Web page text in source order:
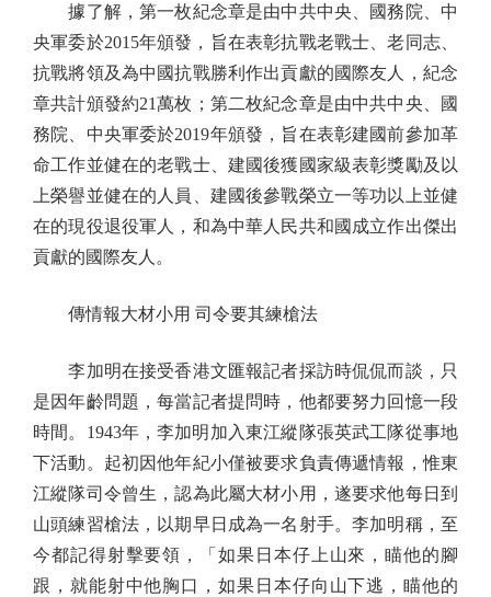
據了解，第一枚紀念章是由中共中央、國務院、中
央軍委於2015年頒發，旨在表彰抗戰老戰士、老同志、
抗戰將領及為中國抗戰勝利作出貢獻的國際友人，紀念
章共計頒發約21萬枚；第二枚紀念章是由中共中央、國
務院、中央軍委於2019年頒發，旨在表彰建國前參加革
命工作並健在的老戰士、建國後獲國家級表彰獎勵及以
上榮譽並健在的人員、建國後參戰榮立一等功以上並健
在的現役退役軍人，和為中華人民共和國成立作出傑出
貢獻的國際友人。
傳情報大材小用 司令要其練槍法
李加明在接受香港文匯報記者採訪時侃侃而談，只
是因年齡問題，每當記者提問時，他都要努力回憶一段
時間。1943年，李加明加入東江縱隊張英武工隊從事地
下活動。起初因他年紀小僅被要求負責傳遞情報，惟東
江縱隊司令曾生，認為此屬大材小用，遂要求他每日到
山頭練習槍法，以期早日成為一名射手。李加明稱，至
今都記得射擊要領，「如果日本仔上山來，瞄他的腳
跟，就能射中他胸口，如果日本仔向山下逃，瞄他的